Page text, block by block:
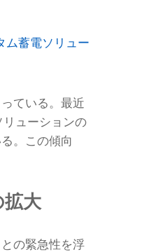
ム蓄電ソリュー
ている。最近
ューションの
。この傾向
拡大
の緊急性を浮